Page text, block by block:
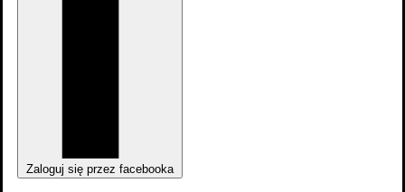
Euforia: Kicia lubi tańczyć 3x4
Zaloguj się przez facebooka